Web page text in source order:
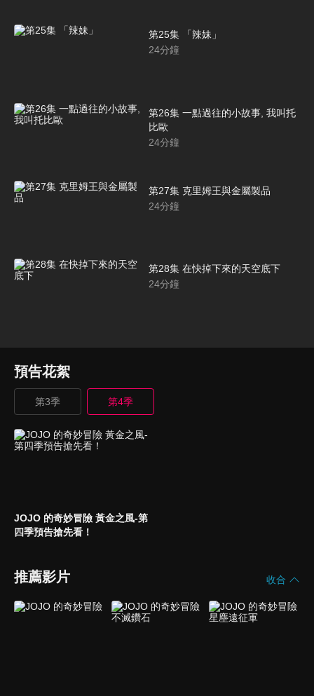
第25集 「辣妹」
24分鐘
第26集 一點過往的小故事, 我叫托
比歐
24分鐘
第27集 克里姆王與金屬製品
24分鐘
第28集 在快掉下來的天空底下
24分鐘
預告花絮
第3季 第4季
JOJO 的奇妙冒險 黃金之風-第
四季預告搶先看！
推薦影片 收合